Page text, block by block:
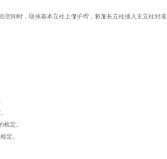
间时，取掉基本立柱上保护帽，将加长立柱插入主立柱对准
定。
定。